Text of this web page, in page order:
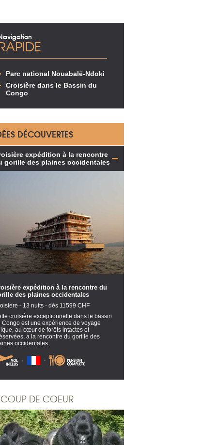
Parc national Nouabalé-Ndoki
Croisière dans le Bassin du
Congo
DÉCOUVERTES
expédition à la rencontre
gorille des plaines occidentales
expédition à la rencontre du
des plaines occidentales
- 13 nuits - dès 11599 CHF
croisière exceptionnelle dans le bassin
Congo est une expérience de voyage
au cœur de forêts intactes et
à la rencontre du gorille des
occidentales.
COUP DE COEUR